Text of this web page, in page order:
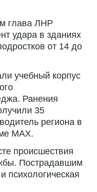
глава ЛНР
удара в зданиях
от 14 до
учебный корпус
Ранения
35
региона в
MAX.
происшествия
Пострадавшим
психологическая